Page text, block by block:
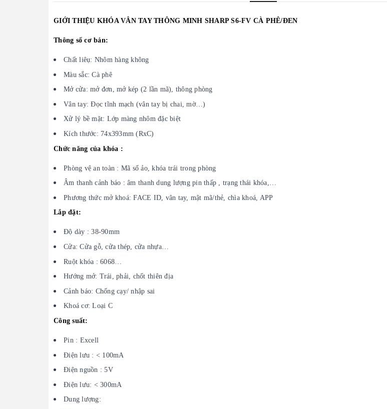
GIỚI THIỆU KHÓA VÂN TAY THÔNG MINH SHARP S6-FV CÀ PHÊ/ĐEN
Thông số cơ bản:
Chất liêụ: Nhôm hàng không
Màu sắc: Cà phê
Mở cửa: mở đơn, mở kép (2 lần mã), thông phòng
Vân tay: Đọc tĩnh mạch (vân tay bị chai, mờ…)
Xử lý bề mặt: Lớp màng nhôm đặc biệt
Kích thước: 74x393mm (RxC)
Chức năng của khóa :
Phòng vệ an toàn : Mã số ảo, khóa trái trong phòng
Âm thanh cảnh báo : âm thanh dung lượng pin thấp , trạng thái khóa,…
Phương thức mở khoá: FACE ID, vân tay, mật mã/thẻ, chìa khoá, APP
Lắp đặt:
Độ dày : 38-90mm
Cửa: Cửa gỗ, cửa thép, cửa nhựa…
Ruột khóa : 6068…
Hướng mở: Trái, phải, chốt thiên địa
Cảnh báo: Chống cạy/ nhập sai
Khoá cơ: Loại C
Công suất:
Pin : Excell
Điện lưu : < 100mA
Điện nguồn : 5V
Điện lưu: < 300mA
Dung lượng: